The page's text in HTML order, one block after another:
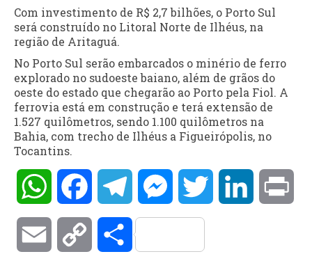
Com investimento de R$ 2,7 bilhões, o Porto Sul
será construído no Litoral Norte de Ilhéus, na
região de Aritaguá.
No Porto Sul serão embarcados o minério de ferro
explorado no sudoeste baiano, além de grãos do
oeste do estado que chegarão ao Porto pela Fiol. A
ferrovia está em construção e terá extensão de
1.527 quilômetros, sendo 1.100 quilômetros na
Bahia, com trecho de Ilhéus a Figueirópolis, no
Tocantins.
WhatsAppFacebookTelegramMessengerTwitter LinkedIn
Email Copy Compartilhar